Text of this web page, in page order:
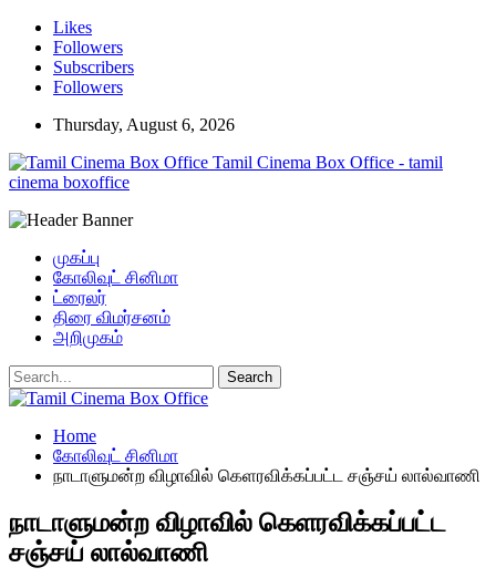
Likes
Followers
Subscribers
Followers
Thursday, August 6, 2026
Tamil Cinema Box Office - tamil
cinema boxoffice
முகப்பு
கோலிவுட் சினிமா
ட்ரைலர்
திரை விமர்சனம்
அறிமுகம்
Home
கோலிவுட் சினிமா
நாடாளுமன்ற விழாவில் கெளரவிக்கப்பட்ட சஞ்சய் லால்வாணி
நாடாளுமன்ற விழாவில் கெளரவிக்கப்பட்ட
சஞ்சய் லால்வாணி